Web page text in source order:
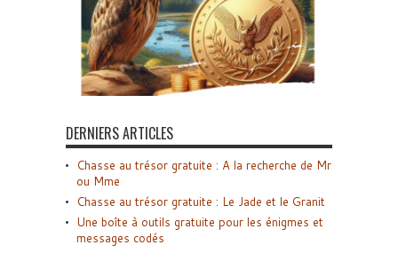
DERNIERS ARTICLES
Chasse au trésor gratuite : A la recherche de Mr
ou Mme
Chasse au trésor gratuite : Le Jade et le Granit
Une boîte à outils gratuite pour les énigmes et
messages codés